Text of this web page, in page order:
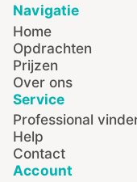
Navigatie
Home
Opdrachten
Prijzen
Over ons
Service
Professional
Help
Contact
Account